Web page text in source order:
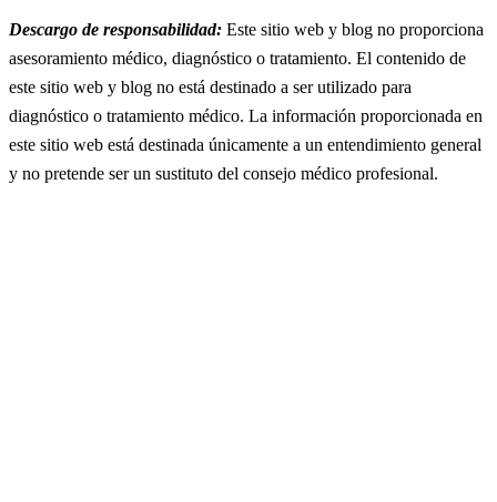
Descargo de responsabilidad: Este sitio web y blog no proporciona
asesoramiento médico, diagnóstico o tratamiento. El contenido de
este sitio web y blog no está destinado a ser utilizado para
diagnóstico o tratamiento médico. La información proporcionada en
este sitio web está destinada únicamente a un entendimiento general
y no pretende ser un sustituto del consejo médico profesional.